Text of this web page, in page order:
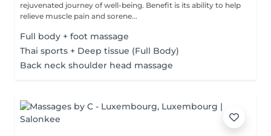
rejuvenated journey of well-being. Benefit is its ability to help
relieve muscle pain and sorene...
Full body + foot massage
Thai sports + Deep tissue (Full Body)
Back neck shoulder head massage